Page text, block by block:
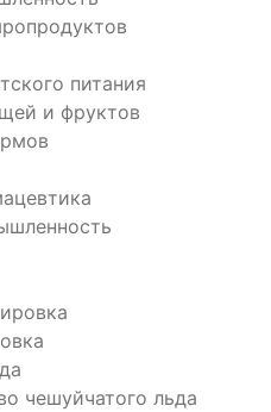
питания
и фруктов
чешуйчатого льда